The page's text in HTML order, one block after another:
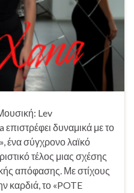
Lev
δυναμικά με το
ένα σύγχρονο λαϊκό
τέλος μιας σχέσης
απόφασης. Με στίχους
καρδιά, το «POTE